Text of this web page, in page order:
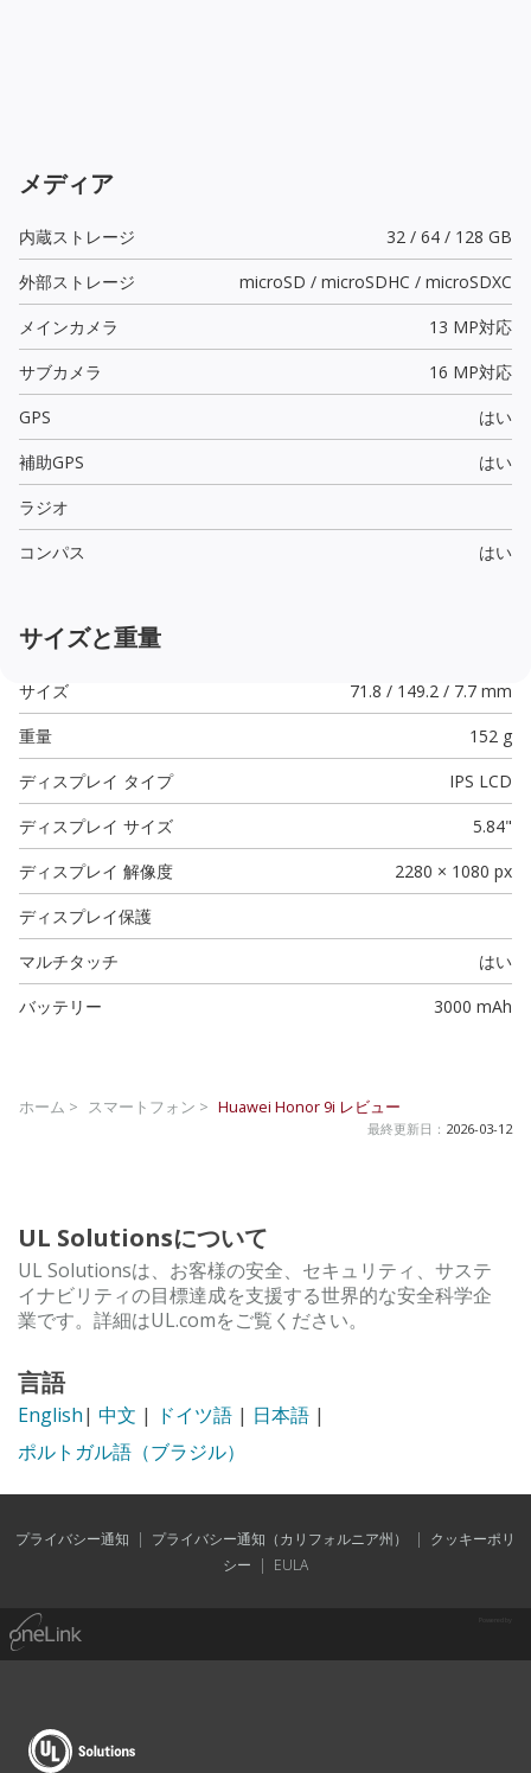
メディア
内蔵ストレージ
32 / 64 / 128 GB
外部ストレージ
microSD / microSDHC / microSDXC
メインカメラ
13 MP対応
サブカメラ
16 MP対応
GPS
はい
補助GPS
はい
ラジオ
コンパス
はい
サイズと重量
サイズ
71.8 / 149.2 / 7.7 mm
重量
152 g
ディスプレイ タイプ
IPS LCD
ディスプレイ サイズ
5.84"
ディスプレイ 解像度
2280 × 1080 px
ディスプレイ保護
マルチタッチ
はい
バッテリー
3000 mAh
ホーム > スマートフォン > Huawei Honor 9i レビュー
最終更新日： 2026-03-12
UL Solutionsについて
UL Solutionsは、お客様の安全、セキュリティ、サステ
イナビリティの目標達成を支援する世界的な安全科学企
業です。詳細はUL.comをご覧ください。
言語
English| 中文 | ドイツ語 | 日本語 |
ポルトガル語（ブラジル）
プライバシー通知 | プライバシー通知（カリフォルニア州） | クッキーポリ
シー | EULA